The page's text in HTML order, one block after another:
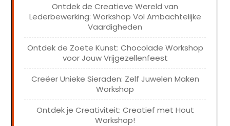
Ontdek de Creatieve Wereld van
Lederbewerking: Workshop Vol Ambachtelijke
Vaardigheden
Ontdek de Zoete Kunst: Chocolade Workshop
voor Jouw Vrijgezellenfeest
Creëer Unieke Sieraden: Zelf Juwelen Maken
Workshop
Ontdek je Creativiteit: Creatief met Hout
Workshop!